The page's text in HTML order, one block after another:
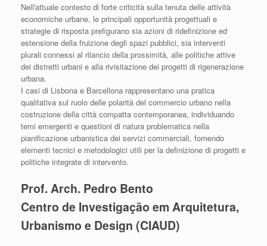
Nell'attuale contesto di forte criticità sulla tenuta delle attività
economiche urbane, le principali opportunità progettuali e
strategie di risposta prefigurano sia azioni di ridefinizione ed
estensione della fruizione degli spazi pubblici, sia interventi
plurali connessi al rilancio della prossimità, alle politiche attive
dei distretti urbani e alla rivisitazione dei progetti di rigenerazione
urbana.
I casi di Lisbona e Barcellona rappresentano una pratica
qualitativa sul ruolo delle polarità del commercio urbano nella
costruzione della città compatta contemporanea, individuando
temi emergenti e questioni di natura problematica nella
pianificazione urbanistica dei servizi commerciali, fornendo
elementi tecnici e metodologici utili per la definizione di progetti e
politiche integrate di intervento.
Prof. Arch. Pedro Bento
Centro de Investigação em Arquitetura,
Urbanismo e Design (CIAUD)